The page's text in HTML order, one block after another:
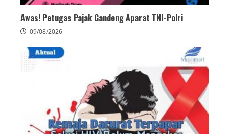
Awas! Petugas Pajak Gandeng Aparat TNI-Polri
09/08/2026